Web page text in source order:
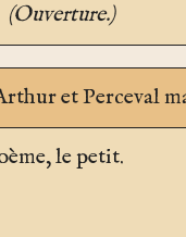
(Ouverture.)
et Perceval
le petit.